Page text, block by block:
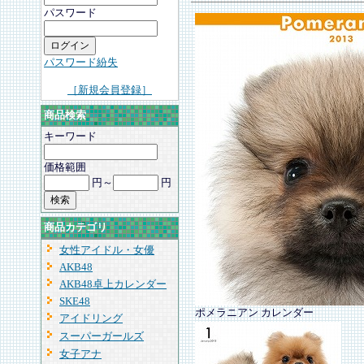
パスワード
パスワード紛失
［新規会員登録］
商品検索
キーワード
価格範囲
円～
円
商品カテゴリ
女性アイドル・女優
AKB48
AKB48卓上カレンダー
SKE48
アイドリング
スーパーガールズ
女子アナ
ポメラニアン カレンダー